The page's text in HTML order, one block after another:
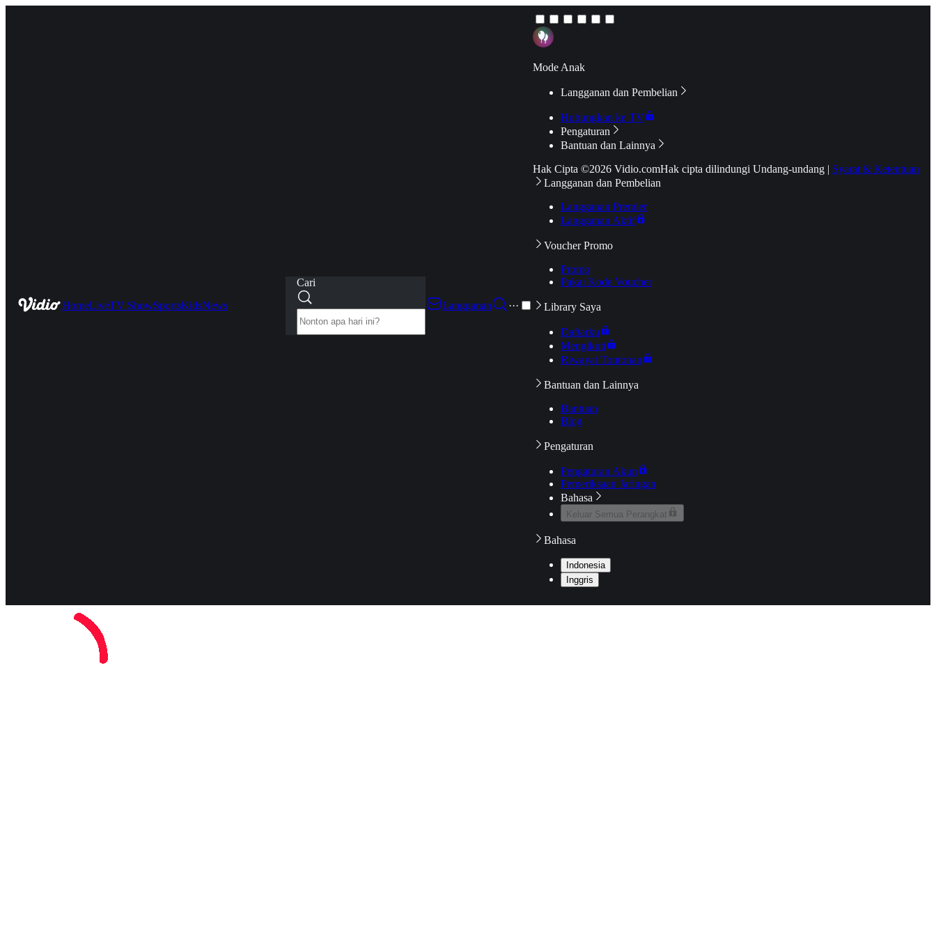
HomeLiveTV ShowSportsKidsNews
Cari
Langganan
···
Mode Anak
Langganan dan Pembelian
Hubungkan ke TV
Pengaturan
Bantuan dan Lainnya
Hak Cipta ©2026 Vidio.comHak cipta dilindungi Undang-undang | Syarat & Ketentuan
Langganan dan Pembelian
Langganan Premier
Langganan Aktif
Voucher Promo
Promo
Pakai Kode Voucher
Library Saya
Daftarku
Mengikuti
Riwayat Tontonan
Bantuan dan Lainnya
Bantuan
Blog
Pengaturan
Pengaturan Akun
Pemeriksaan Jaringan
Bahasa
Keluar Semua Perangkat
Bahasa
Indonesia
Inggris